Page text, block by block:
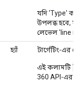
যদি 'Type'
উপলব্ধ হবে,
লেভেল 'line
হ্যাঁ টার্গেটিং-এর
এই কলামটি
360 API-এর